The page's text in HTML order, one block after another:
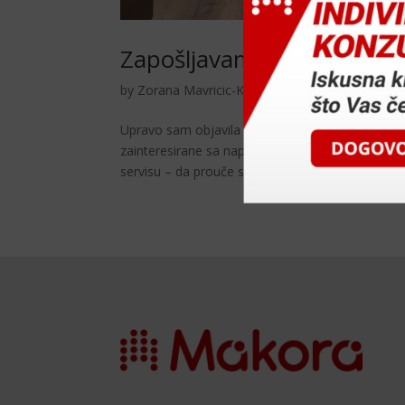
Zapošljavamo 1
by Zorana Mavricic-Korosec sij 28, 2018|
Upravo sam objavila natječaj za zapošljavanje
zainteresirane sa naprednim
servisu – da prouče sve uvjete natječaja na...